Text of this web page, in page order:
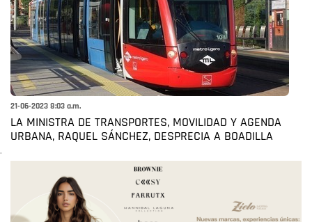
21-06-2023 8:03 a.m.
LA MINISTRA DE TRANSPORTES, MOVILIDAD Y AGENDA
URBANA, RAQUEL SÁNCHEZ, DESPRECIA A BOADILLA